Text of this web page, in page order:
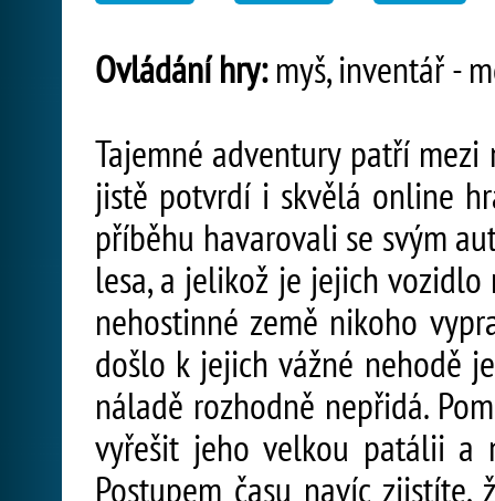
Ovládání hry:myš, inventář -
Tajemné adventury patří
jistě potvrdí i skvělá online
příběhu havarovali se svým
lesa, a jelikož je jejich
nehostinné země nikoho
došlo k jejich vážné nehodě
náladě rozhodně nepřidá.
vyřešit jeho velkou patálii a
Postupem času navíc